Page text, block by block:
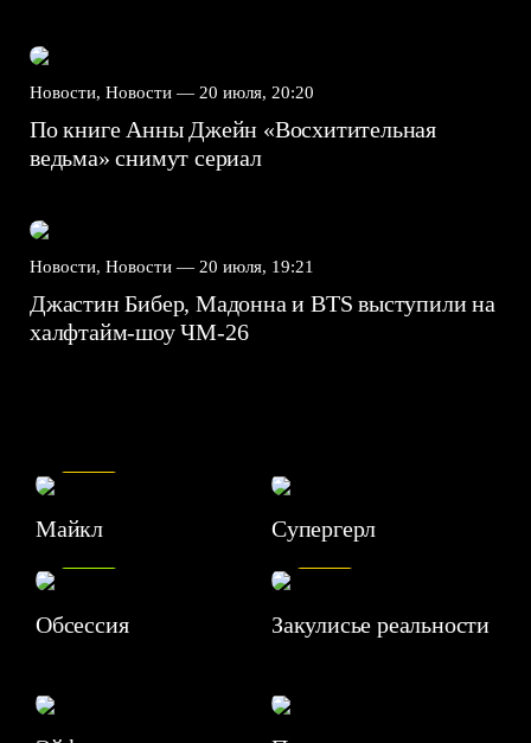
Новости, Новости — 20 июля, 20:20
По книге Анны Джейн «Восхитительная
ведьма» снимут сериал
Новости, Новости — 20 июля, 19:21
Джастин Бибер, Мадонна и BTS выступили на
халфтайм-шоу ЧМ-26
Майкл Супергерл
Обсессия
7.1
Закулисье реальности